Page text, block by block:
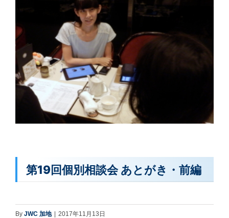
第19回個別相談会 あとがき・前編
By JWC 加地 | 2017年11月13日